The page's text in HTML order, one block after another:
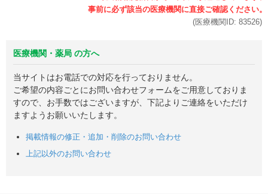
(医療機関ID: 83526)
医療機関・薬局 の方へ
当サイトはお電話での対応を行っておりません。
ご希望の内容ごとにお問い合わせフォームをご用意しておりま
すので、お手数ではございますが、下記よりご連絡をいただけ
ますようお願いいたします。
掲載情報の修正・追加・削除のお問い合わせ
上記以外のお問い合わせ